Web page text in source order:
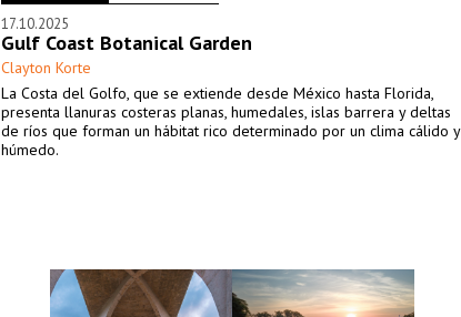
17.10.2025
Gulf Coast Botanical Garden
Clayton Korte
La Costa del Golfo, que se extiende desde México hasta Florida,
presenta llanuras costeras planas, humedales, islas barrera y deltas
de ríos que forman un hábitat rico determinado por un clima cálido y
húmedo.